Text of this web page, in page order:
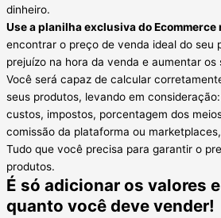
dinheiro.
Use a planilha exclusiva do Ecommerce
encontrar o preço de venda ideal do seu
prejuízo na hora da venda e aumentar os
Você será capaz de calcular
seus produtos, levando em
custos, impostos, porcentagem dos
comissão da plataforma ou
Tudo que você precisa para garantir o
produtos.
É só adicionar os valores
quanto você deve vender!